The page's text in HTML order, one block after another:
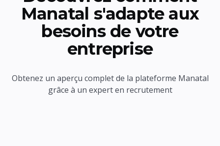
Manatal s'adapte aux
besoins de votre
entreprise
Obtenez un aperçu complet de la plateforme Manatal
grâce à un expert en recrutement